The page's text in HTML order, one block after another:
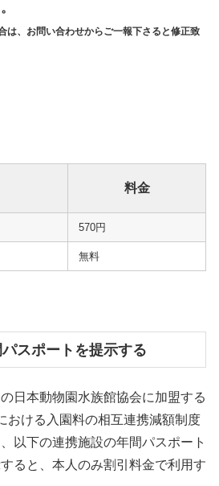
は、お問い合わせからご一報下さると修正致
料金
570円
無料
スポートを提示する
日本動物園水族館協会に加盟する
おける入園料の相互連携減額制度
以下の連携施設の年間パスポート
ると、本人のみ割引料金で利用す